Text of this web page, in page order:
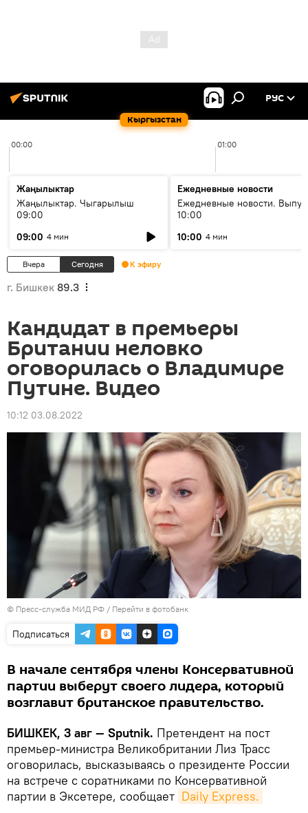
Кыргызстан
РУС
00:00 01:00
Жаңылыктар
Жаңылыктар. Чыгарылыш
09:00
09:00 4 мин
Ежедневные новости
Ежедневные новости.
10:00
10:00 4 мин
Вчера Сегодня К эфиру
г. Бишкек 89.3
Кандидат в премьеры
Британии неловко
оговорилась о Владимире
Путине. Видео
10:12 03.08.2022
© Пресс-служба МИД РФ / Перейти в фотобанк
Подписаться
В начале сентября члены Консервативной
партии выберут своего лидера, который
возглавит британское правительство.
БИШКЕК, 3 авг — Sputnik. Претендент на пост
премьер-министра Великобритании Лиз Трасс
оговорилась, высказываясь о президенте России
на встрече с соратниками по Консервативной
партии в Эксетере, сообщает Daily Express.